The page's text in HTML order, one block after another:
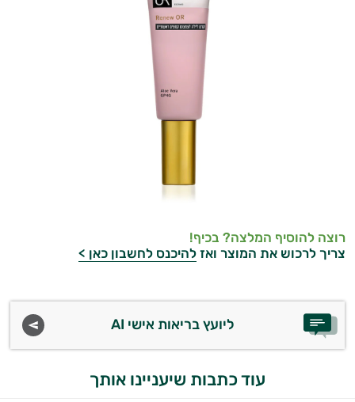
רוצה להוסיף המלצה? בכיף!
צריך לרכוש את המוצר ואז להיכנס לחשבון כאן >
ליועץ בריאות אישי AI
עוד כתבות שיעניינו אותך